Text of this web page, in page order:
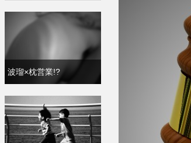
波瑠×枕営業!?